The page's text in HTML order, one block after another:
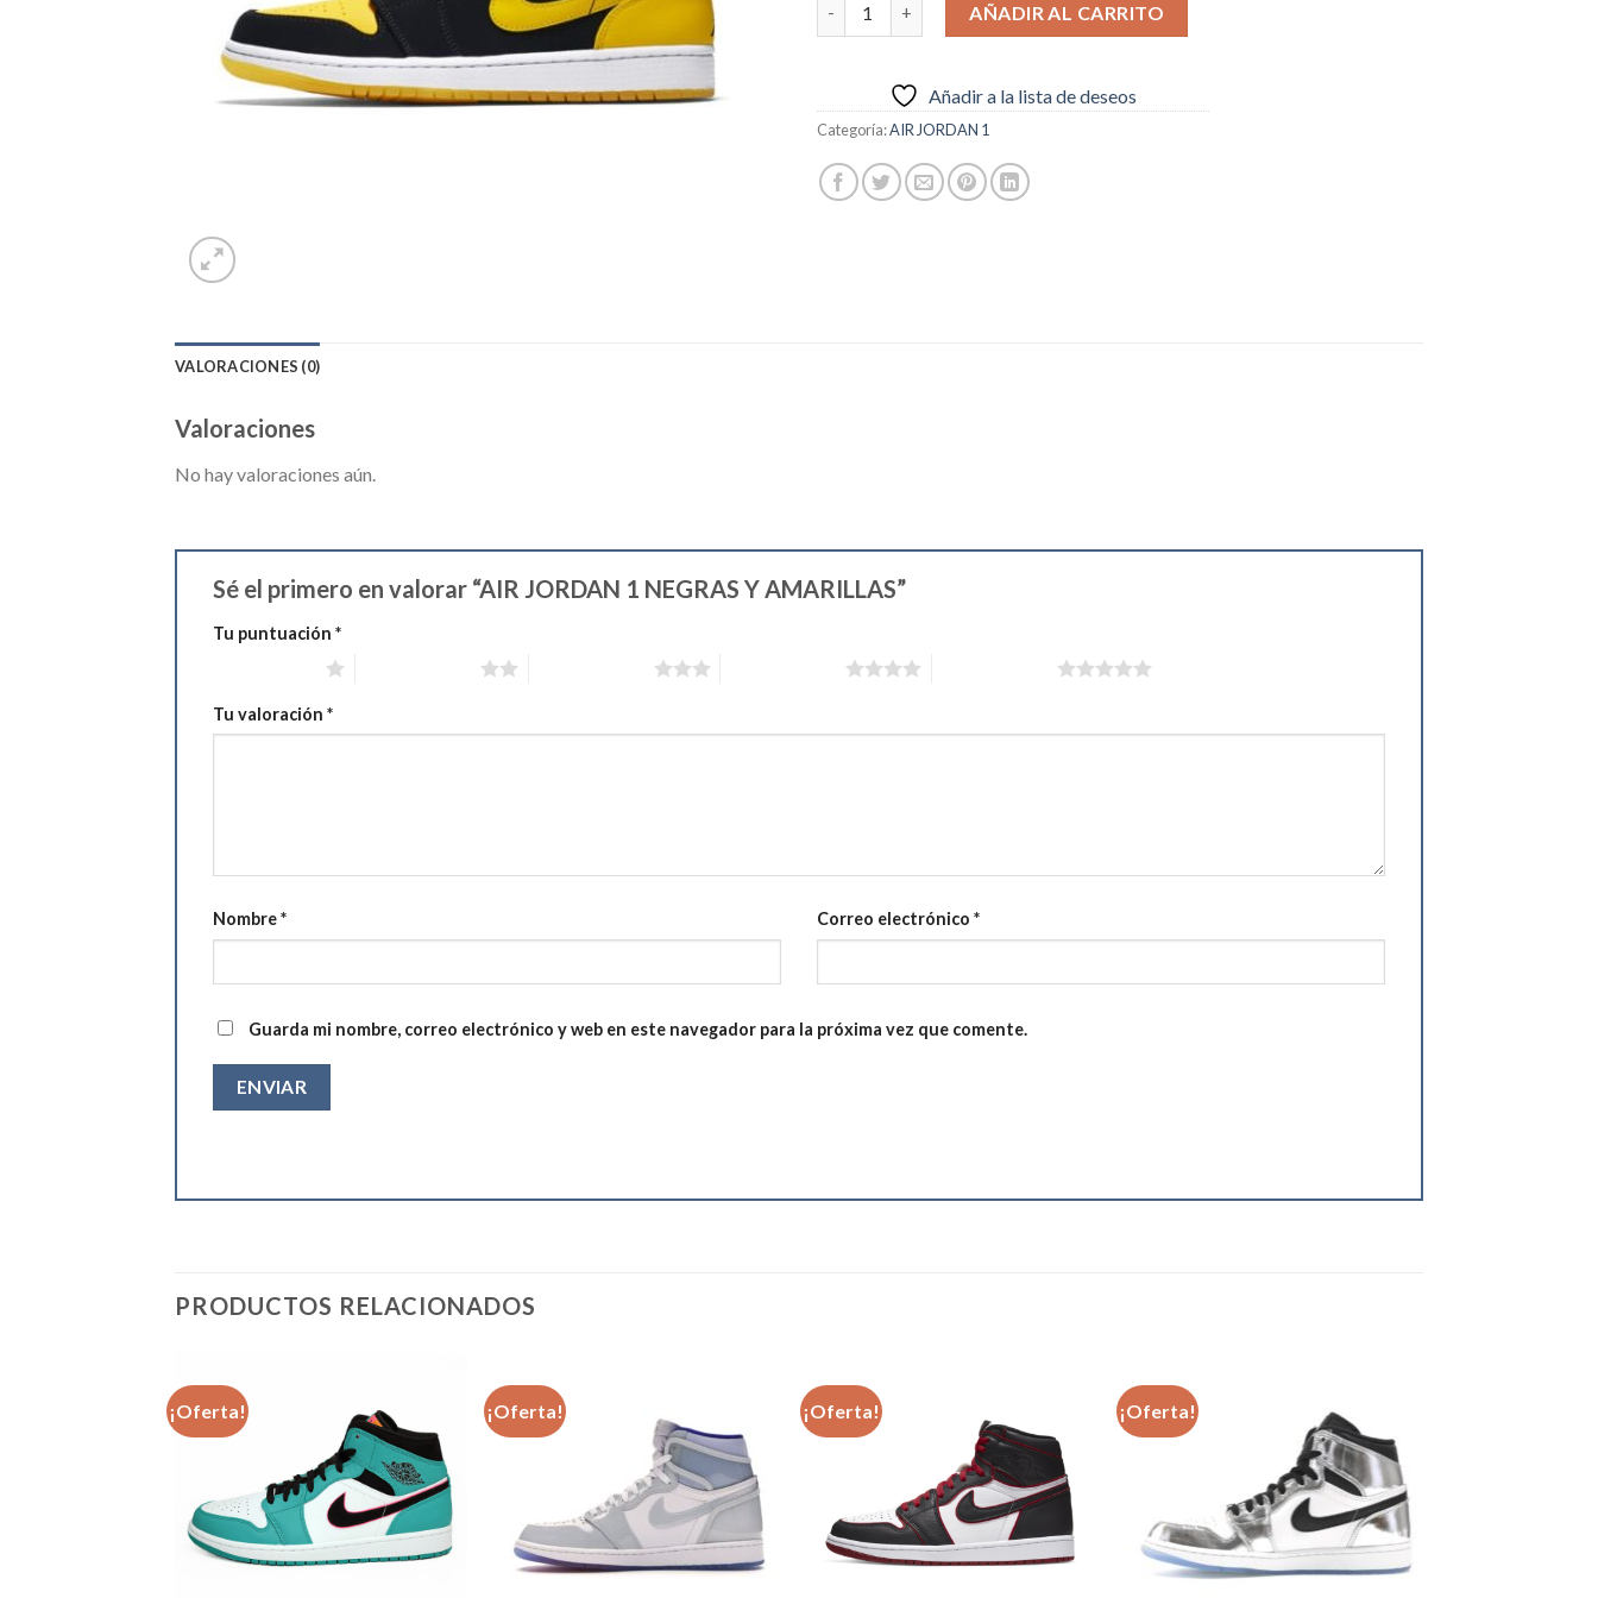
AÑADIR AL CARRITO
Añadir a la lista de deseos
Categoría:AIR JORDAN 1
VALORACIONES (0)
Valoraciones
No hay valoraciones aún.
Sé el primero en valorar “AIR JORDAN 1 NEGRAS Y AMARILLAS”
Tu puntuación *
Tu valoración *
Nombre* Correo electrónico *
Guarda mi nombre, correo electrónico y web en este navegador para la próxima vez que comente.
PRODUCTOS RELACIONADOS
¡Oferta!
Añadir
a la
lista de
deseos
¡Oferta!
Añadir
a la
lista de
deseos
¡Oferta!
Añadir
a la
lista de
deseos
¡Oferta!
Añadir
a la
lista de
deseos